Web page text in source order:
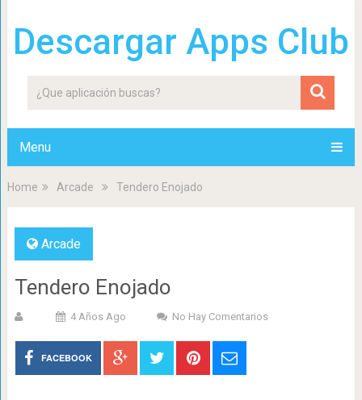
Descargar Apps Club
Menu
Home Arcade Tendero Enojado
Arcade
Tendero Enojado
4 Años Ago No Hay Comentarios
FACEBOOK